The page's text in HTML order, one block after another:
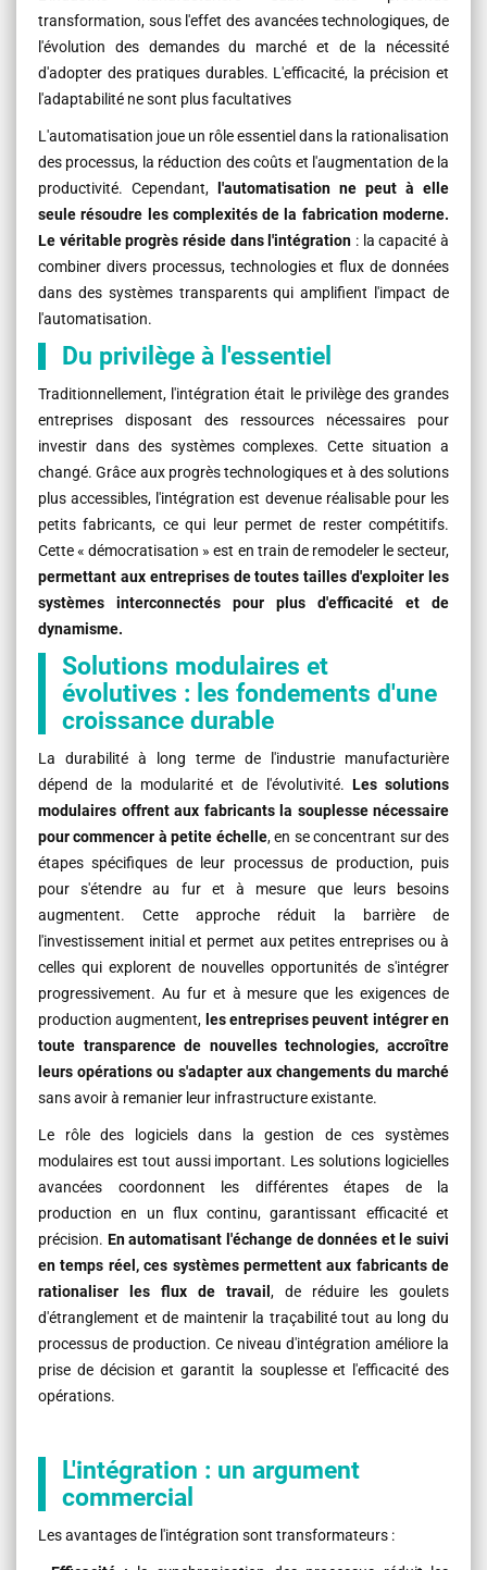
transformation, sous l'effet des avancées technologiques, de
l'évolution des demandes du marché et de la nécessité
d'adopter des pratiques durables. L'efficacité, la précision et
l'adaptabilité ne sont plus facultatives
L'automatisation joue un rôle essentiel dans la rationalisation
des processus, la réduction des coûts et l'augmentation de la
productivité. Cependant,
l'automatisation ne peut à elle
seule résoudre les complexités de la fabrication moderne.
Le véritable progrès réside dans l'intégration : la capacité à
combiner divers processus, technologies et flux de données
dans des systèmes transparents qui amplifient l'impact de
l'automatisation.
Du privilège à l'essentiel
Traditionnellement, l'intégration était le privilège des grandes
entreprises disposant des ressources nécessaires pour
investir dans des systèmes complexes. Cette situation a
changé. Grâce aux progrès technologiques et à des solutions
plus accessibles, l'intégration est devenue réalisable pour les
petits fabricants, ce qui leur permet de rester compétitifs.
Cette « démocratisation » est en train de remodeler le secteur,
permettant aux entreprises de toutes tailles d'exploiter les
systèmes interconnectés pour plus d'efficacité et de
dynamisme.
Solutions modulaires et
évolutives : les fondements d'une
croissance durable
La durabilité à long terme de l'industrie manufacturière
dépend de la modularité et de l'évolutivité. Les solutions
modulaires offrent aux fabricants la souplesse nécessaire
pour commencer à petite échelle, en se concentrant sur des
étapes spécifiques de leur processus de production, puis
pour s'étendre au fur et à mesure que leurs besoins
augmentent. Cette approche réduit la barrière de
l'investissement initial et permet aux petites entreprises ou à
celles qui explorent de nouvelles opportunités de s'intégrer
progressivement. Au fur et à mesure que les exigences de
production augmentent, les entreprises peuvent intégrer en
toute transparence de nouvelles technologies, accroître
leurs opérations ou s'adapter aux changements du marché
sans avoir à remanier leur infrastructure existante.
Le rôle des logiciels dans la gestion de ces systèmes
modulaires est tout aussi important. Les solutions logicielles
avancées coordonnent les différentes étapes de la
production en un flux continu, garantissant efficacité et
précision. En automatisant l'échange de données et le suivi
en temps réel, ces systèmes permettent aux fabricants de
rationaliser les flux de travail , de réduire les goulets
d'étranglement et de maintenir la traçabilité tout au long du
processus de production. Ce niveau d'intégration améliore la
prise de décision et garantit la souplesse et l'efficacité des
opérations.
L'intégration : un argument
commercial
Les avantages de l'intégration sont transformateurs :